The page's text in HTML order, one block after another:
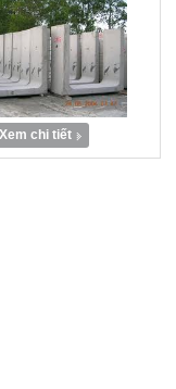
Xem chi tiết